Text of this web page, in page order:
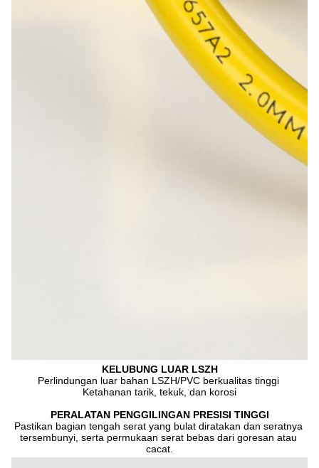
KELUBUNG LUAR LSZH
Perlindungan luar bahan LSZH/PVC berkualitas tinggi
Ketahanan tarik, tekuk, dan korosi
PERALATAN PENGGILINGAN PRESISI TINGGI
Pastikan bagian tengah serat yang bulat diratakan dan seratnya
tersembunyi, serta permukaan serat bebas dari goresan atau
cacat.